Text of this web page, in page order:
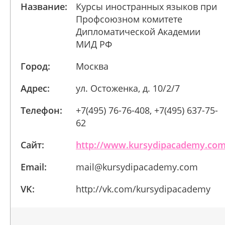
Название:
Курсы иностранных языков при
Профсоюзном комитете
Дипломатической Академии
МИД РФ
Город:
Москва
Адрес:
ул. Остоженка, д. 10/2/7
Телефон:
+7(495) 76-76-408, +7(495) 637-75-
62
Сайт:
http://
Email:
mail@kursydipacademy.com
VK:
http://vk.com/kursydipacademy